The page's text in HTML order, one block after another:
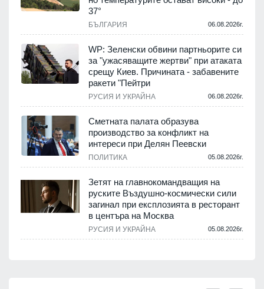
37°
БЪЛГАРИЯ 06.08.2026г.
WP: Зеленски обвини партньорите си
за "ужасяващите жертви" при атаката
срещу Киев. Причината - забавените
ракети "Пейтри
РУСИЯ И УКРАЙНА 06.08.2026г.
Сметната палата образува
производство за конфликт на
интереси при Делян Пеевски
ПОЛИТИКА 05.08.2026г.
Зетят на главнокомандващия на
руските Въздушно-космически сили
загинал при експлозията в ресторант
в центъра на Москва
РУСИЯ И УКРАЙНА 05.08.2026г.